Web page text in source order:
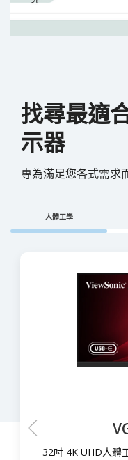
找尋最適
示器
專為滿足您各式需求
人體工學
C 與 內建喇